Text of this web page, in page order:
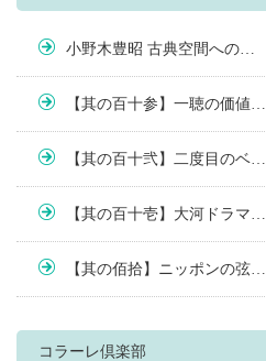
小野木豊昭 古典空間への…
【其の百十参】一聴の価値…
【其の百十弐】二度目のベ…
【其の百十壱】大河ドラマ…
【其の佰拾】ニッポンの弦…
コラーレ倶楽部